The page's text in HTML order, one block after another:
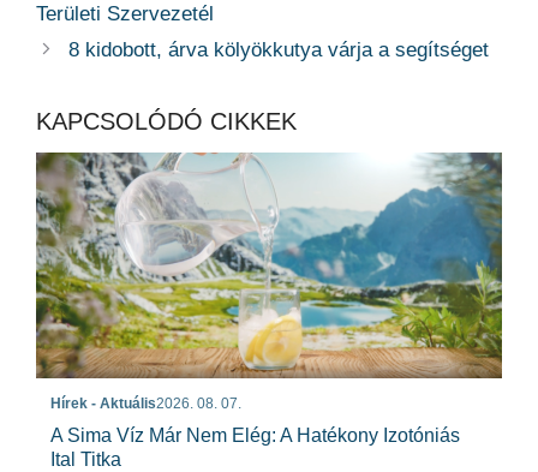
Területi Szervezetél
8 kidobott, árva kölyökkutya várja a segítséget
KAPCSOLÓDÓ CIKKEK
Hírek - Aktuális2026. 08. 07.
A Sima Víz Már Nem Elég: A Hatékony Izotóniás
Ital Titka